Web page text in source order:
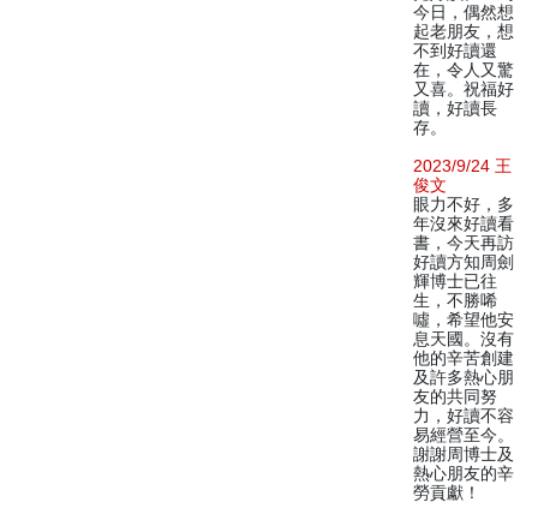
今日，偶然想
起老朋友，想
不到好讀還
在，令人又驚
又喜。祝福好
讀，好讀長
存。
2023/9/24 王
俊文
眼力不好，多
年沒來好讀看
書，今天再訪
好讀方知周劍
輝博士已往
生，不勝唏
噓，希望他安
息天國。沒有
他的辛苦創建
及許多熱心朋
友的共同努
力，好讀不容
易經營至今。
謝謝周博士及
熱心朋友的辛
勞貢獻！